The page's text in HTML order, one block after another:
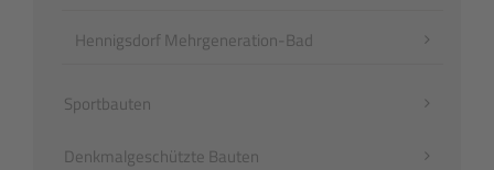
Hennigsdorf Mehrgeneration-Bad
Sportbauten
Denkmalgeschützte Bauten